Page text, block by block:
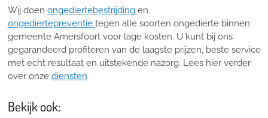
Wij doen ongediertebestrijding en
ongediertepreventie tegen alle soorten ongedierte binnen
gemeente Amersfoort voor lage kosten. U kunt bij ons
gegarandeerd profiteren van de laagste prijzen, beste service
met echt resultaat en uitstekende nazorg. Lees hier verder
over onze diensten
Bekijk ook: